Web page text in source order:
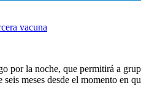
por la noche, que permitirá a
meses desde el momento en